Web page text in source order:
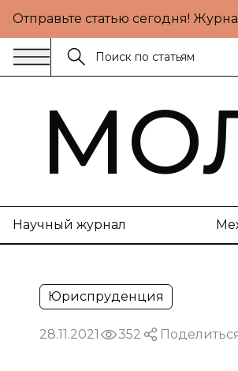
Отправьте статью сегодня!
Научный журнал
Юриспруденция
28.11.2021 352